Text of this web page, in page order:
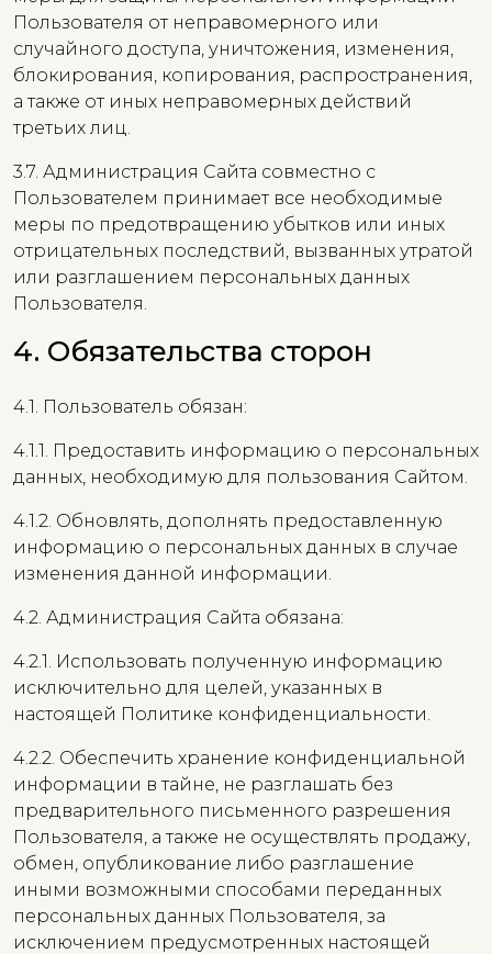
Пользователя от неправомерного или
случайного доступа, уничтожения, изменения,
блокирования, копирования, распространения,
а также от иных неправомерных действий
третьих лиц.
3.7. Администрация Сайта совместно с
Пользователем принимает все необходимые
меры по предотвращению убытков или иных
отрицательных последствий, вызванных утратой
или разглашением персональных данных
Пользователя.
4. Обязательства сторон
4.1. Пользователь обязан:
4.1.1. Предоставить информацию о персональных
данных, необходимую для пользования Сайтом.
4.1.2. Обновлять, дополнять предоставленную
информацию о персональных данных в случае
изменения данной информации.
4.2. Администрация Сайта обязана:
4.2.1. Использовать полученную информацию
исключительно для целей, указанных в
настоящей Политике конфиденциальности.
4.2.2. Обеспечить хранение конфиденциальной
информации в тайне, не разглашать без
предварительного письменного разрешения
Пользователя, а также не осуществлять продажу,
обмен, опубликование либо разглашение
иными возможными способами переданных
персональных данных Пользователя, за
исключением предусмотренных настоящей